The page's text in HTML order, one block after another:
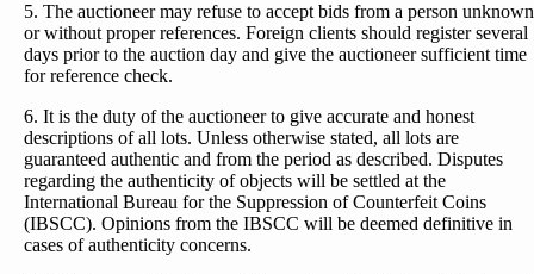
5. The auctioneer may refuse to accept bids from a person unknown
or without proper references. Foreign clients should register several
days prior to the auction day and give the auctioneer sufficient time
for reference check.
6. It is the duty of the auctioneer to give accurate and honest
descriptions of all lots. Unless otherwise stated, all lots are
guaranteed authentic and from the period as described. Disputes
regarding the authenticity of objects will be settled at the
International Bureau for the Suppression of Counterfeit Coins
(IBSCC). Opinions from the IBSCC will be deemed definitive in
cases of authenticity concerns.